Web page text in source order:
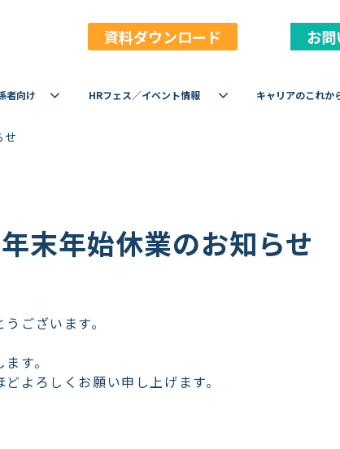
資料ダウンロード お
者向け HRフェス／イベント情報 キャリアのこれか
せ
年末年始休業のお知らせ
ございます。
す。
よろしくお願い申し上げます。